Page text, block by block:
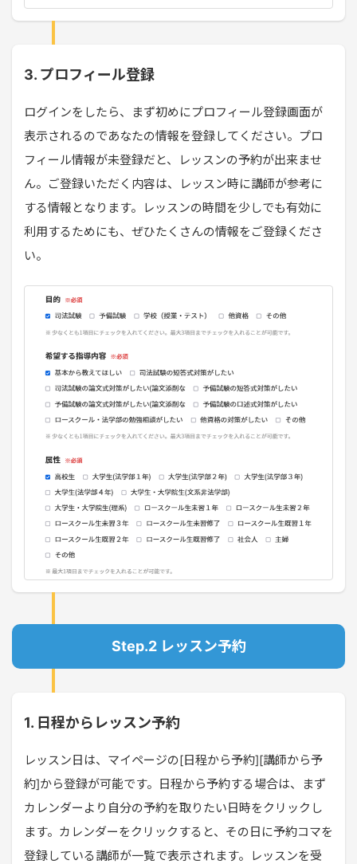
3. プロフィール登録
ログインをしたら、まず初めにプロフィール登録画面が
表示されるのであなたの情報を登録してください。プロ
フィール情報が未登録だと、レッスンの予約が出来ませ
ん。ご登録いただく内容は、レッスン時に講師が参考に
する情報となります。レッスンの時間を少しでも有効に
利用するためにも、ぜひたくさんの情報をご登録くださ
い。
Step.2 レッスン予約
1. 日程からレッスン予約
レッスン日は、マイページの[日程から予約][講師から予
約]から登録が可能です。日程から予約する場合は、まず
カレンダーより自分の予約を取りたい日時をクリックし
ます。カレンダーをクリックすると、その日に予約コマを
登録している講師が一覧で表示されます。レッスンを受